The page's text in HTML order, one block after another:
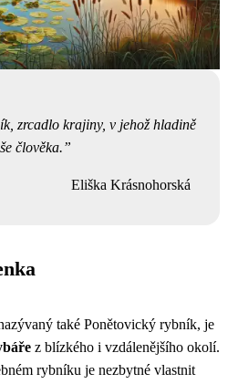
zrcadlo krajiny, v jehož hladině
člověka.
Eliška Krásnohorská
také Ponětovický rybník, je
z blízkého i vzdálenějšího okolí.
rybníku je nezbytné vlastnit